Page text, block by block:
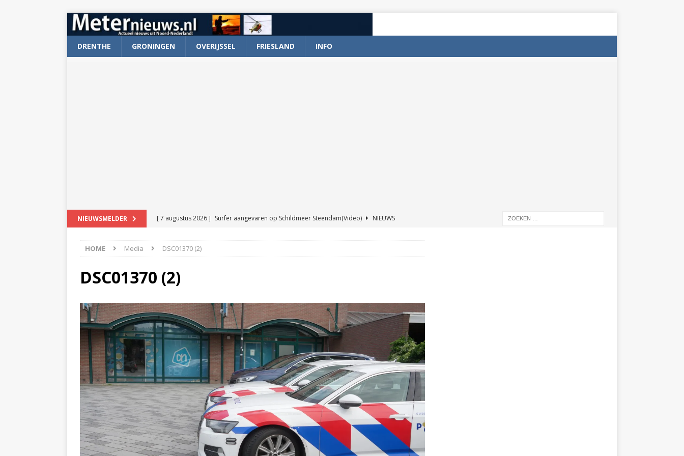
DRENTHE GRONINGEN OVERIJSSEL FRIESLAND INFO
NIEUWSMELDER [ 7 augustus 2026 ] Surfer aangevaren op Schildmeer Steendam(Video)
NIEUWS
[ 6 augustus 2026 ]
[ 6 augustus 2026 ]
NIEUWS
[ 8 augustus 2026 ] Akker in brand Ruinen DRENTHE
HOME Media DSC01370 (2)
DSC01370 (2)